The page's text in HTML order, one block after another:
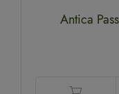
Antica